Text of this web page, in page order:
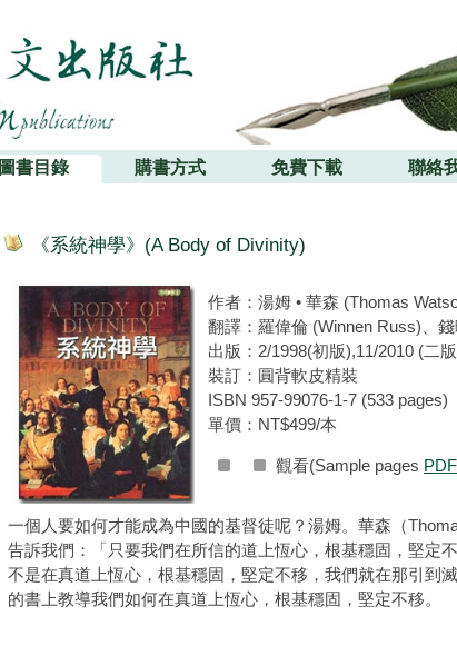
圖書目錄 購書方式 免費下載 聯絡
《系統神學》(A Body of Divinity)
作者：湯姆 • 華森 (Thomas
翻譯：羅偉倫 (Winnen Russ)、
出版：2/1998(初版),11/2010 (二
裝訂：圓背軟皮精裝
ISBN 957-99076-1-7 (533 pages)
單價：NT$499/本
觀看(Sample pages
一個人要如何才能成為中國的基督徒呢？湯姆。華森（
告訴我們：「只要我們在所信的道上恆心，根基穩固，堅定
不是在真道上恆心，根基穩固，堅定不移，我們就在那引到
的書上教導我們如何在真道上恆心，根基穩固，堅定不移。